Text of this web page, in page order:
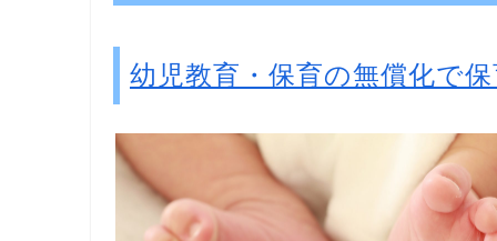
幼児教育・保育の無償化で